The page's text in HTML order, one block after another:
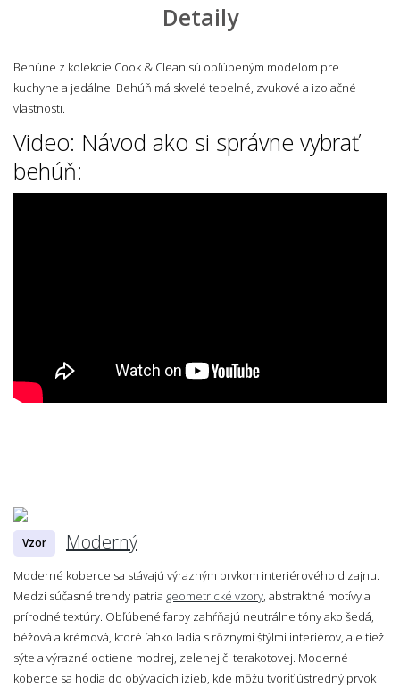
Detaily
Behúne z kolekcie Cook & Clean sú obľúbeným modelom pre
kuchyne a jedálne. Behúň má skvelé tepelné, zvukové a izolačné
vlastnosti.
Video: Návod ako si správne vybrať
behúň:
Vzor Moderný
Moderné koberce sa stávajú výrazným prvkom interiérového dizajnu.
Medzi súčasné trendy patria geometrické vzory, abstraktné motívy a
prírodné textúry. Obľúbené farby zahŕňajú neutrálne tóny ako šedá,
béžová a krémová, ktoré ľahko ladia s rôznymi štýlmi interiérov, ale tiež
sýte a výrazné odtiene modrej, zelenej či terakotovej. Moderné
koberce sa hodia do obývacích izieb, kde môžu tvoriť ústredný prvok